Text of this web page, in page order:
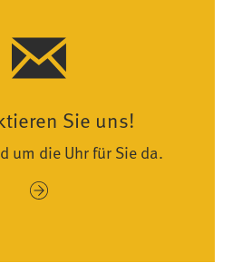
Sie uns!
um die Uhr für Sie da.